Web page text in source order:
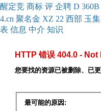
醒定竞 商标 评 企聘 D 360B
4.cn 聚名金 XZ 22 西部 玉集
表 信息 中介 知识